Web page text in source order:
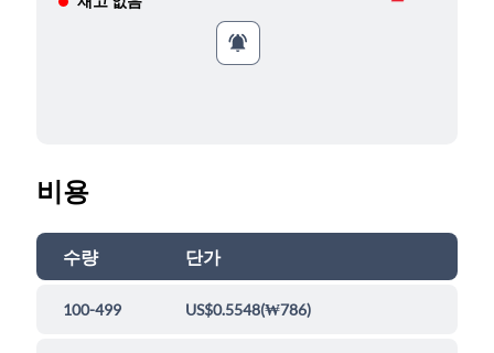
비용
수량 단가
100-499 US$0.5548(₩786)